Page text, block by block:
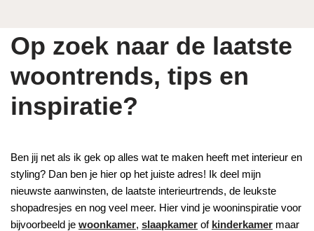
Op zoek naar de laatste
woontrends, tips en
inspiratie?
Ben jij net als ik gek op alles wat te maken heeft met interieur en
styling? Dan ben je hier op het juiste adres! Ik deel mijn
nieuwste aanwinsten, de laatste interieurtrends, de leukste
shopadresjes en nog veel meer. Hier vind je wooninspiratie voor
bijvoorbeeld je woonkamer, slaapkamer of kinderkamer maar